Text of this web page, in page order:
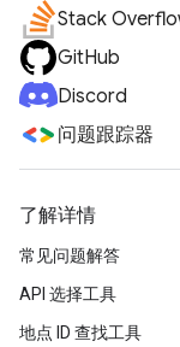
Stack
GitHub
Discord
问题跟踪器
了解详情
常见问题解答
API 选择工具
地点 ID 查找工具